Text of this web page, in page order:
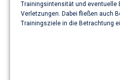
Trainingsintensität und eventuelle
Verletzungen. Dabei fließen auch
Trainingsziele in die Betrachtung